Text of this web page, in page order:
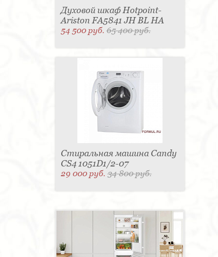
Духовой шкаф Hotpoint-
Ariston FA5841 JH BL HA
54 500 руб.65 400 руб.
Стиральная машина Candy
CS4 1051D1/2-07
29 000 руб.34 800 руб.